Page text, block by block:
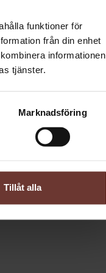
funktioner för
från din enhet
informationen
tjänster.
Marknadsföring
Tillåt alla